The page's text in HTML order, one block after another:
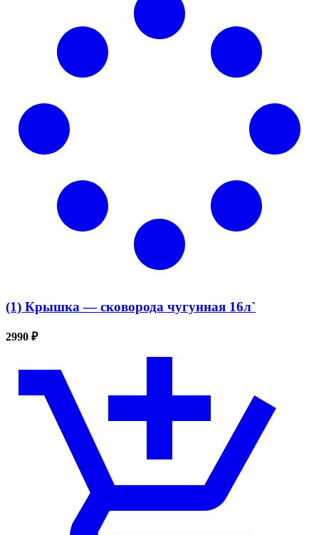
(1) Крышка — сковорода чугунная 16л`
2990 ₽